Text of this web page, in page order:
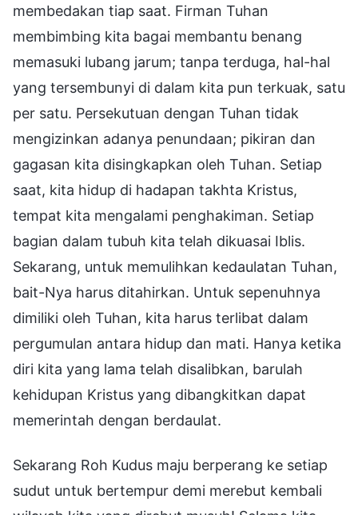
membedakan tiap saat. Firman Tuhan
membimbing kita bagai membantu benang
memasuki lubang jarum; tanpa terduga, hal-hal
yang tersembunyi di dalam kita pun terkuak, satu
per satu. Persekutuan dengan Tuhan tidak
mengizinkan adanya penundaan; pikiran dan
gagasan kita disingkapkan oleh Tuhan. Setiap
saat, kita hidup di hadapan takhta Kristus,
tempat kita mengalami penghakiman. Setiap
bagian dalam tubuh kita telah dikuasai Iblis.
Sekarang, untuk memulihkan kedaulatan Tuhan,
bait-Nya harus ditahirkan. Untuk sepenuhnya
dimiliki oleh Tuhan, kita harus terlibat dalam
pergumulan antara hidup dan mati. Hanya ketika
diri kita yang lama telah disalibkan, barulah
kehidupan Kristus yang dibangkitkan dapat
memerintah dengan berdaulat.
Sekarang Roh Kudus maju berperang ke setiap
sudut untuk bertempur demi merebut kembali